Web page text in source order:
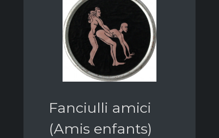
Fanciulli amici
(Amis enfants)